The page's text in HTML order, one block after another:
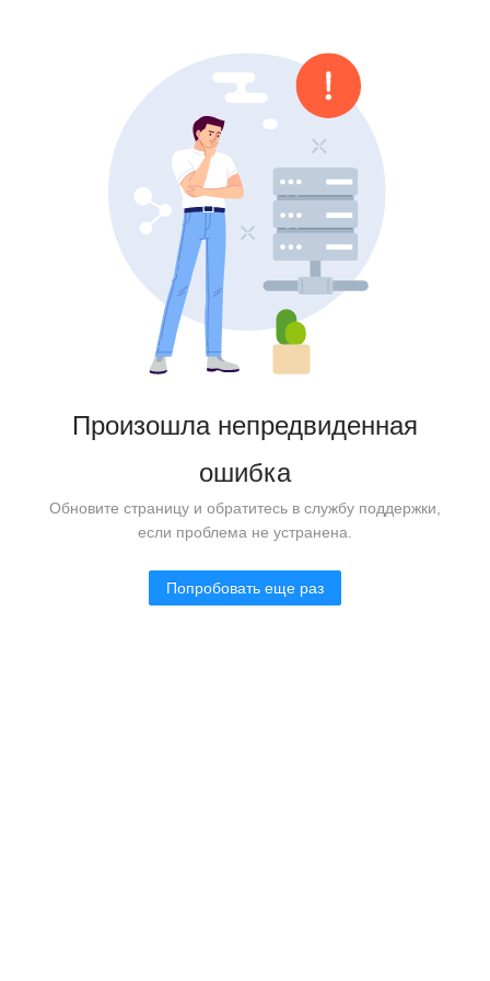
Произошла непредвиденная
ошибка
Обновите страницу и обратитесь в службу поддержки,
если проблема не устранена.
Попробовать еще раз